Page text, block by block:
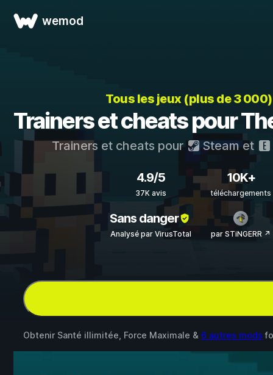
wemod
Tous les jeux (plus de 3
Trainers et cheats pour
Trainers et cheats pour Steamet
4.9/5
37K avis
10K+
téléchargements
Sans danger
Analysé par VirusTotal par STiNGERR ↗
Obtenir Santé illimitée, Force Maximale & 6 autres mods